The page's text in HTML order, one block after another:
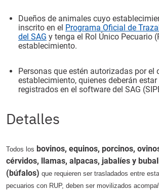
Dueños de animales cuyo
inscrito en el Programa Oficial de
del SAG y tenga el Rol Único Pecuario
establecimiento.
Personas que estén autorizadas por el
establecimiento, quienes deberán
registrados en el software del SAG
Detalles
Todos los bovinos, equinos, porcinos,
cérvidos, llamas, alpacas, jabalíes y
(búfalos) que requieren ser trasladados entre
pecuarios con RUP, deben ser movilizados